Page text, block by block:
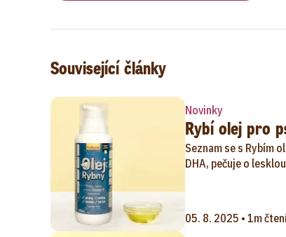
Související články
Novinky
Rybí olej pro
Seznam se s Rybím
DHA, pečuje o
05. 8. 2025 • 1m